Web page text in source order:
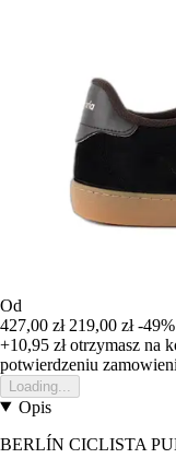
Od
427,00 zł 219,00 zł -49%
+10,95 złotrzymasz na
potwierdzeniu
Loading...
Opis
BERLÍN CICLISTA